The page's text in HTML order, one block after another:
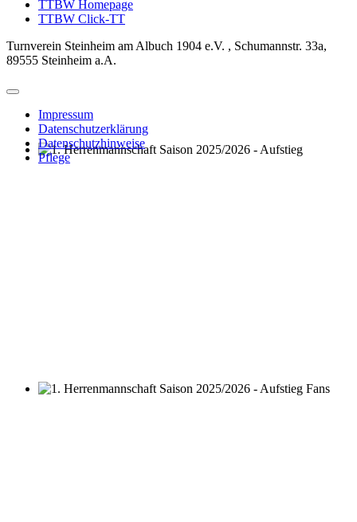
1. Herrenmannschaft Saison 2025/2026 - Aufstieg
TTBW Homepage
TTBW Click-TT
Turnverein Steinheim am Albuch 1904 e.V. , Schumannstr. 33a,
89555 Steinheim a.A.
Impressum
Datenschutzerklärung
Datenschutzhinweise
Pflege